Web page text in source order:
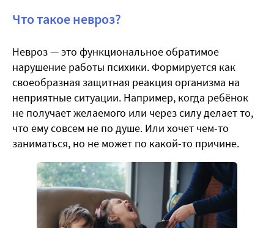
Что такое невроз?
Невроз — это функциональное обратимое
нарушение работы психики. Формируется как
своеобразная защитная реакция организма на
неприятные ситуации. Например, когда ребёнок
не получает желаемого или через силу делает то,
что ему совсем не по душе. Или хочет чем-то
заниматься, но не может по какой-то причине.